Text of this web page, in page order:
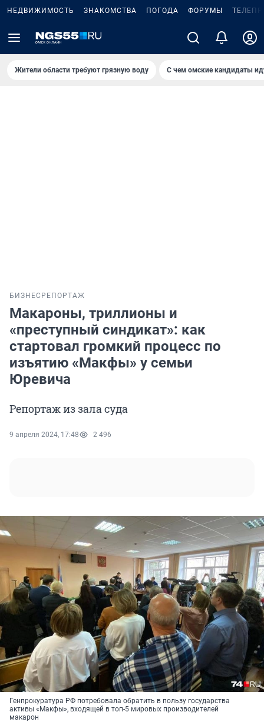
НЕДВИЖИМОСТЬ ЗНАКОМСТВА ПОГОДА ФОРУМЫ
Жители области требуют грязную воду С чем омские кандидаты
БИЗНЕС РЕПОРТАЖ
Макароны, триллионы и
«преступный синдикат»: как
стартовал громкий процесс по
изъятию «Макфы» у семьи
Юревича
Репортаж из зала суда
9 апреля 2024, 17:48 2 496
Генпрокуратура РФ потребовала обратить в пользу государства
активы «Макфы», входящей в топ-5 мировых производителей
макарон